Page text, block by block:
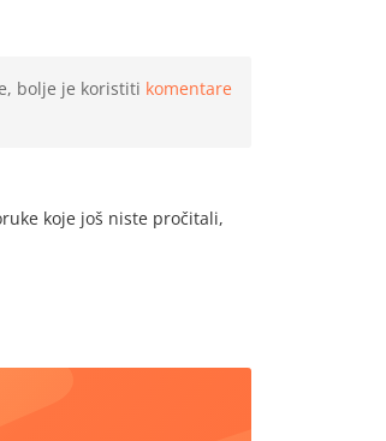
bolje je koristiti komentare
koje još niste pročitali,